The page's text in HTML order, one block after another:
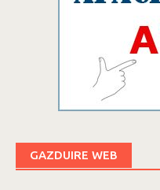
GAZDUIRE WEB